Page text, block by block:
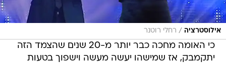
אילוסטרציה / רחלי רוטנר
כי האומה מחכה כבר יותר מ-20 שנים שהצמד הזה
יתקמבק, אז שמישהו יעשה מעשה וישפוך בטעות